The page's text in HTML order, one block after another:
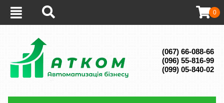
(067) 66-088-66
(096) 55-816-99
(099) 05-840-02
0